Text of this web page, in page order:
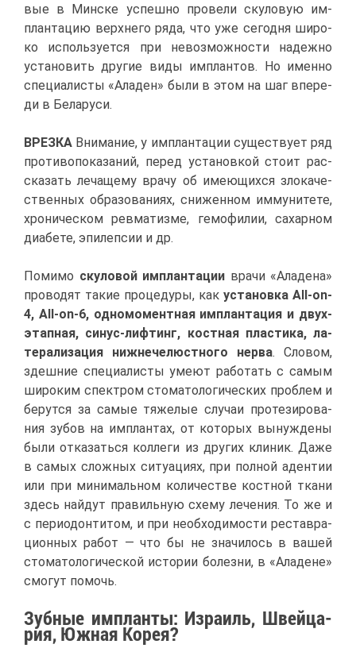
вые в Мин­ске успеш­но про­ве­ли ску­ло­вую им­
план­та­цию верх­не­го ря­да, что уже се­год­ня ши­ро­
ко ис­поль­зу­ет­ся при невоз­мож­но­сти на­деж­но
уста­но­вить дру­гие ви­ды им­план­тов. Но имен­но
спе­ци­а­ли­сты «Ала­ден» бы­ли в этом на шаг впе­ре­
ди в Бе­ла­ру­си.
ВРЕЗ­КА Вни­ма­ние, у им­план­та­ции су­ще­ству­ет ряд
про­ти­во­по­ка­за­ний, пе­ред уста­нов­кой сто­ит рас­
ска­зать ле­ча­ще­му вра­чу об име­ю­щих­ся зло­ка­че­
ствен­ных об­ра­зо­ва­ни­ях, сни­жен­ном им­му­ни­те­те,
хро­ни­че­ском рев­ма­тиз­ме, ге­мо­фи­лии, са­хар­ном
диа­бе­те, эпи­леп­сии и др.
По­ми­мо ску­ло­вой им­план­та­ции вра­чи «Ала­де­на»
про­во­дят та­кие про­це­ду­ры, как уста­нов­ка All-on-
4, All-on-6, од­но­мо­мент­ная им­план­та­ция и двух­
этап­ная, си­нус-лиф­тинг, кост­ная пла­сти­ка, ла­
те­ра­ли­за­ция ниж­не­че­люст­но­го нер­ва. Сло­вом,
здеш­ние спе­ци­а­ли­сты уме­ют ра­бо­тать с са­мым
ши­ро­ким спек­тром сто­ма­то­ло­ги­че­ских про­блем и
бе­рут­ся за са­мые тя­же­лые слу­чаи про­те­зи­ро­ва­
ния зу­бов на им­план­тах, от ко­то­рых вы­нуж­де­ны
бы­ли от­ка­зать­ся кол­ле­ги из дру­гих кли­ник. Да­же
в са­мых слож­ных си­ту­а­ци­ях, при пол­ной аден­тии
или при ми­ни­маль­ном ко­ли­че­стве кост­ной тка­ни
здесь най­дут пра­виль­ную схе­му ле­че­ния. То же и
с пе­ри­о­дон­ти­том, и при необ­хо­ди­мо­сти ре­став­ра­
ци­он­ных ра­бот — что бы не зна­чи­лось в ва­шей
сто­ма­то­ло­ги­че­ской ис­то­рии бо­лез­ни, в «Ала­дене»
смо­гут по­мочь.
Зуб­ные им­план­ты: Из­ра­иль, Швей­ца­
рия, Юж­ная Ко­рея?